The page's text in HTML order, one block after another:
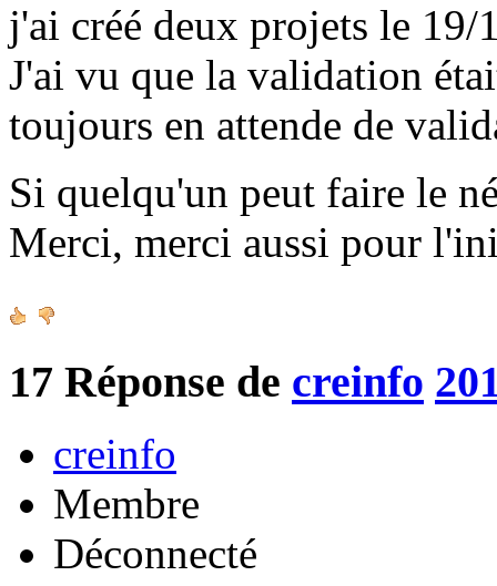
j'ai créé deux projets le 19/
J'ai vu que la validation
toujours en attende de
Si quelqu'un peut faire le
Merci, merci aussi pour
17 Réponse de creinfo
creinfo
Membre
Déconnecté